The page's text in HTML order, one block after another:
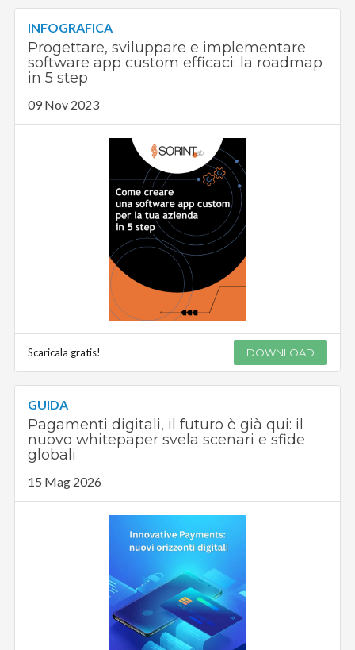
INFOGRAFICA
Progettare, sviluppare e implementare
software app custom efficaci: la roadmap
in 5 step
09 Nov 2023
Scaricala gratis! DOWNLOAD
GUIDA
Pagamenti digitali, il futuro è già qui: il
nuovo whitepaper svela scenari e sfide
globali
15 Mag 2026